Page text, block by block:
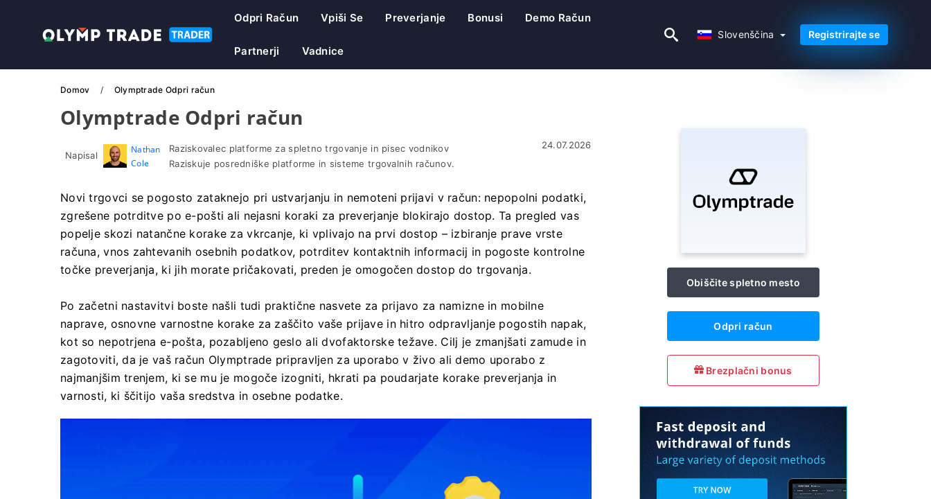
Slovenščina
Odpri Račun Vpiši Se Preverjanje Bonusi Demo Račun
Partnerji Vadnice
Slovenščina Registrirajte se
Domov Olymptrade Odpri račun
Olymptrade Odpri račun
Napisal
Nathan
Cole
Raziskovalec platforme za spletno trgovanje in pisec vodnikov
Raziskuje posredniške platforme in sisteme trgovalnih računov.
24.07.2026
Novi trgovci se pogosto zataknejo pri ustvarjanju in nemoteni prijavi v račun: nepopolni podatki,
zgrešene potrditve po e-pošti ali nejasni koraki za preverjanje blokirajo dostop. Ta pregled vas
popelje skozi natančne korake za vkrcanje, ki vplivajo na prvi dostop – izbiranje prave vrste
računa, vnos zahtevanih osebnih podatkov, potrditev kontaktnih informacij in pogoste kontrolne
točke preverjanja, ki jih morate pričakovati, preden je omogočen dostop do trgovanja.
Po začetni nastavitvi boste našli tudi praktične nasvete za prijavo za namizne in mobilne
naprave, osnovne varnostne korake za zaščito vaše prijave in hitro odpravljanje pogostih napak,
kot so nepotrjena e-pošta, pozabljeno geslo ali dvofaktorske težave. Cilj je zmanjšati zamude in
zagotoviti, da je vaš račun Olymptrade pripravljen za uporabo v živo ali demo uporabo z
najmanjšim trenjem, ki se mu je mogoče izogniti, hkrati pa poudarjate korake preverjanja in
varnosti, ki ščitijo vaša sredstva in osebne podatke.
Obiščite spletno mesto
Odpri račun
Brezplačni bonus